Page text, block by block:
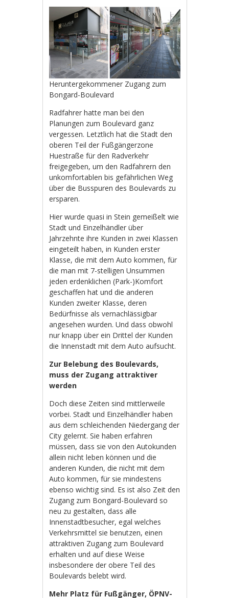
Heruntergekommener Zugang zum
Bongard-Boulevard
Radfahrer hatte man bei den
Planungen zum Boulevard ganz
vergessen. Letztlich hat die Stadt den
oberen Teil der Fußgängerzone
Huestraße für den Radverkehr
freigegeben, um den Radfahrern den
unkomfortablen bis gefährlichen Weg
über die Busspuren des Boulevards zu
ersparen.
Hier wurde quasi in Stein gemeißelt wie
Stadt und Einzelhändler über
Jahrzehnte ihre Kunden in zwei Klassen
eingeteilt haben, in Kunden erster
Klasse, die mit dem Auto kommen, für
die man mit 7-stelligen Unsummen
jeden erdenklichen (Park-)Komfort
geschaffen hat und die anderen
Kunden zweiter Klasse, deren
Bedürfnisse als vernachlässigbar
angesehen wurden. Und dass obwohl
nur knapp über ein Drittel der Kunden
die Innenstadt mit dem Auto aufsucht.
Zur Belebung des Boulevards,
muss der Zugang attraktiver
werden
Doch diese Zeiten sind mittlerweile
vorbei. Stadt und Einzelhändler haben
aus dem schleichenden Niedergang der
City gelernt. Sie haben erfahren
müssen, dass sie von den Autokunden
allein nicht leben können und die
anderen Kunden, die nicht mit dem
Auto kommen, für sie mindestens
ebenso wichtig sind. Es ist also Zeit den
Zugang zum Bongard-Boulevard so
neu zu gestalten, dass alle
Innenstadtbesucher, egal welches
Verkehrsmittel sie benutzen, einen
attraktiven Zugang zum Boulevard
erhalten und auf diese Weise
insbesondere der obere Teil des
Boulevards belebt wird.
Mehr Platz für Fußgänger, ÖPNV-